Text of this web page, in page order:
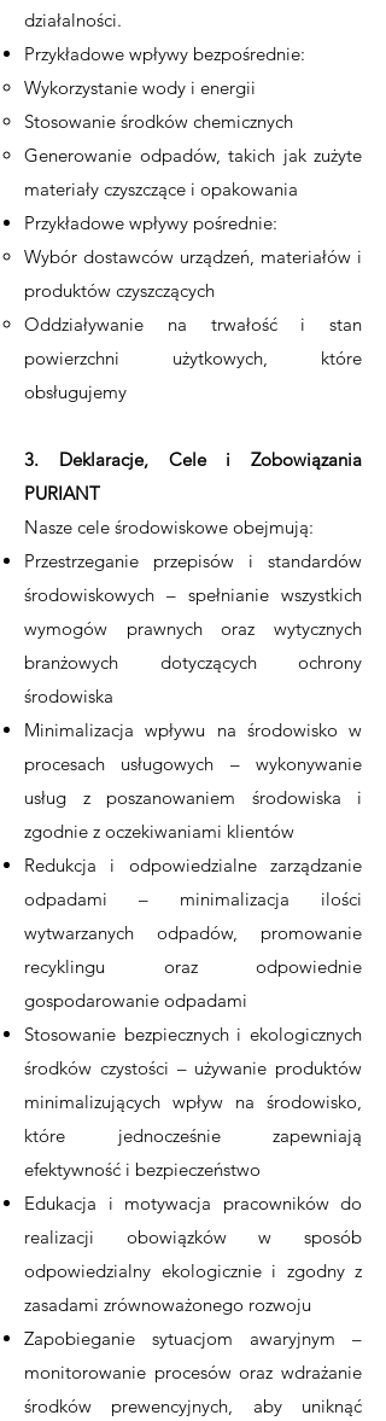
działalności.
Przykładowe wpływy bezpośrednie:
Wykorzystanie wody i energii
Stosowanie środków chemicznych
Generowanie odpadów, takich jak zużyte
materiały czyszczące i opakowania
Przykładowe wpływy pośrednie:
Wybór dostawców urządzeń, materiałów i
produktów czyszczących
Oddziaływanie na trwałość i stan
powierzchni użytkowych, które
obsługujemy
3. Deklaracje, Cele i Zobowiązania
PURIANT
Nasze cele środowiskowe obejmują:
Przestrzeganie przepisów i standardów
środowiskowych – spełnianie wszystkich
wymogów prawnych oraz wytycznych
branżowych dotyczących ochrony
środowiska
Minimalizacja wpływu na środowisko w
procesach usługowych – wykonywanie
usług z poszanowaniem środowiska i
zgodnie z oczekiwaniami klientów
Redukcja i odpowiedzialne zarządzanie
odpadami – minimalizacja ilości
wytwarzanych odpadów, promowanie
recyklingu oraz odpowiednie
gospodarowanie odpadami
Stosowanie bezpiecznych i ekologicznych
środków czystości – używanie produktów
minimalizujących wpływ na środowisko,
które jednocześnie zapewniają
efektywność i bezpieczeństwo
Edukacja i motywacja pracowników do
realizacji obowiązków w sposób
odpowiedzialny ekologicznie i zgodny z
zasadami zrównoważonego rozwoju
Zapobieganie sytuacjom awaryjnym –
monitorowanie procesów oraz wdrażanie
środków prewencyjnych, aby uniknąć